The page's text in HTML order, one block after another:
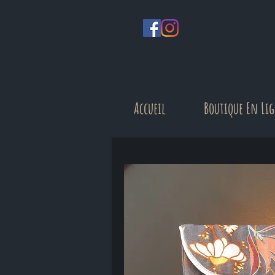
Accueil Boutique En